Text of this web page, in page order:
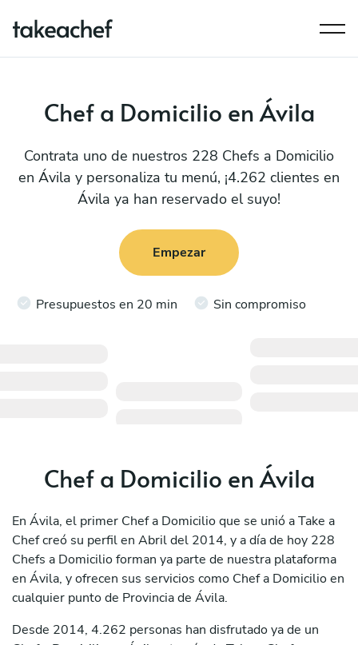
Chef a Domicilio en Ávila
Contrata uno de nuestros 228 Chefs a Domicilio
en Ávila y personaliza tu menú, ¡4.262 clientes en
Ávila ya han reservado el suyo!
Empezar
Presupuestos en 20 min Sin compromiso
Chef a Domicilio en Ávila
En Ávila, el primer Chef a Domicilio que se unió a Take a
Chef creó su perfil en Abril del 2014, y a día de hoy 228
Chefs a Domicilio forman ya parte de nuestra plataforma
en Ávila, y ofrecen sus servicios como Chef a Domicilio en
cualquier punto de Provincia de Ávila.
Desde 2014, 4.262 personas han disfrutado ya de un